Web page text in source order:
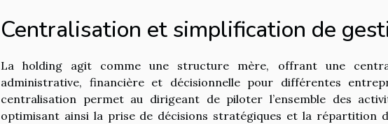
Centralisation et simplification de
La holding agit comme une structure mère, offrant une
administrative, financière et décisionnelle pour différentes
centralisation permet au dirigeant de piloter l’ensemble des
optimisant ainsi la prise de décisions stratégiques et la répartition